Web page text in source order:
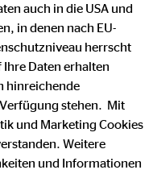
und in
Vermögensberatung AG
unser
Umfang und Zweck
verarbeiteten
Ferner werden
über
auch in die USA und
in denen nach EU-
herrscht
Daten erhalten
hinreichende
stehen. Mit
und Marketing Cookies
Weitere
und Informationen